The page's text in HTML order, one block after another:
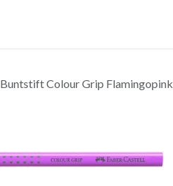
Buntstift Colour Grip Flamingopink